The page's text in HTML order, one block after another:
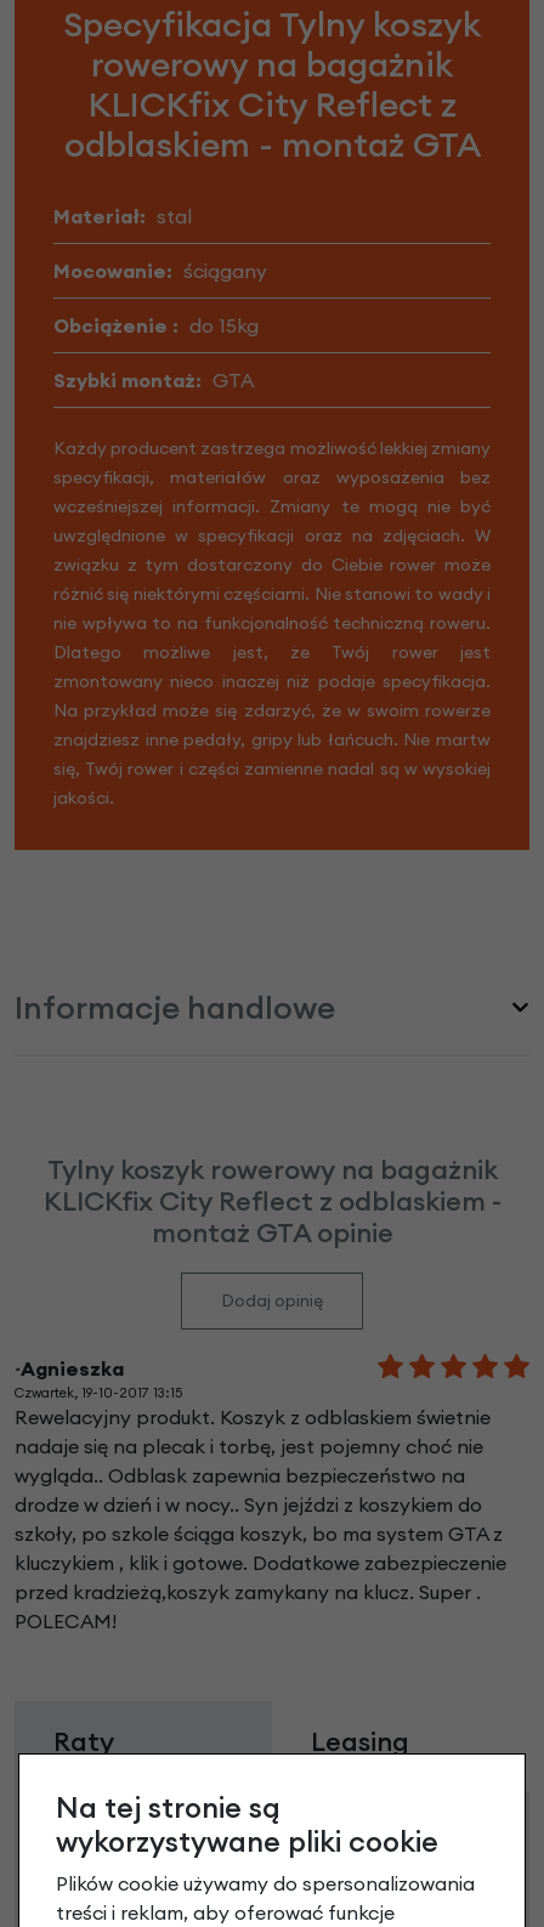
Specyfikacja Tylny koszyk
rowerowy na bagażnik
KLICKfix City Reflect z
odblaskiem - montaż GTA
Materiał: stal
Mocowanie: ściągany
Obciążenie : do 15kg
Szybki montaż: GTA
Każdy producent zastrzega możliwość lekkiej zmiany
specyfikacji, materiałów oraz wyposażenia bez
wcześniejszej informacji. Zmiany te mogą nie być
uwzględnione w specyfikacji oraz na zdjęciach. W
związku z tym dostarczony do Ciebie rower może
różnić się niektórymi częściami. Nie stanowi to wady i
nie wpływa to na funkcjonalność techniczną roweru.
Dlatego możliwe jest, że Twój rower jest
zmontowany nieco inaczej niż podaje specyfikacja.
Na przykład może się zdarzyć, że w swoim rowerze
znajdziesz inne pedały, gripy lub łańcuch. Nie martw
się, Twój rower i części zamienne nadal są w wysokiej
jakości.
Informacje handlowe
Tylny koszyk rowerowy na bagażnik
KLICKfix City Reflect z odblaskiem -
montaż GTA opinie
Dodaj opinię
~Agnieszka
Czwartek, 19-10-2017 13:15
Rewelacyjny produkt. Koszyk z odblaskiem świetnie
nadaje się na plecak i torbę, jest pojemny choć nie
wygląda.. Odblask zapewnia bezpieczeństwo na
drodze w dzień i w nocy.. Syn jejździ z koszykiem do
szkoły, po szkole ściąga koszyk, bo ma system GTA z
kluczykiem , klik i gotowe. Dodatkowe zabezpieczenie
przed kradzieżą,koszyk zamykany na klucz. Super .
POLECAM!
Raty Leasing
Dostępne propozycje
Jak kupić na e-raty?
Na tej stronie są
wykorzystywane pliki cookie
Plików cookie używamy do spersonalizowania
treści i reklam, aby oferować funkcje